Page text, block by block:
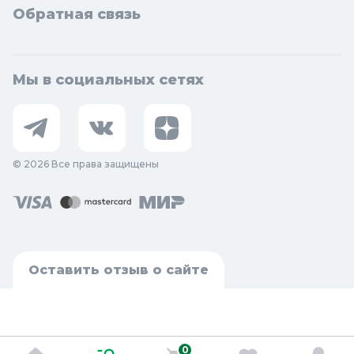
Обратная связь
Мы в социальных сетях
© 2026 Все права защищены
Оставить отзыв о сайте
0